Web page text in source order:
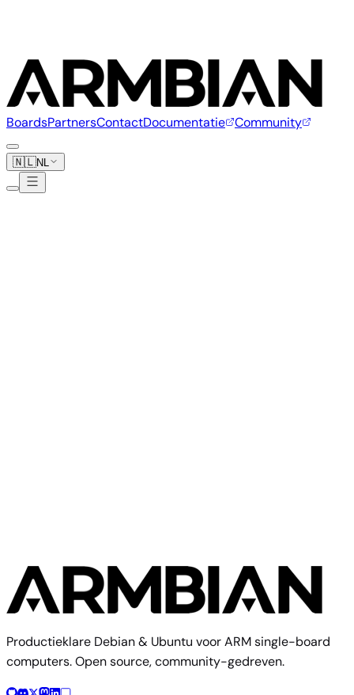
BoardsPartnersContactDocumentatie Community
🇳🇱NL
Productieklare Debian & Ubuntu voor ARM single-board
computers. Open source, community-gedreven.